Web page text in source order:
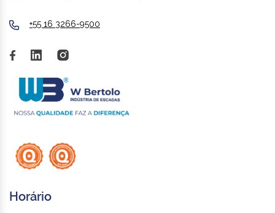
+55 16 3266-9500
Horário